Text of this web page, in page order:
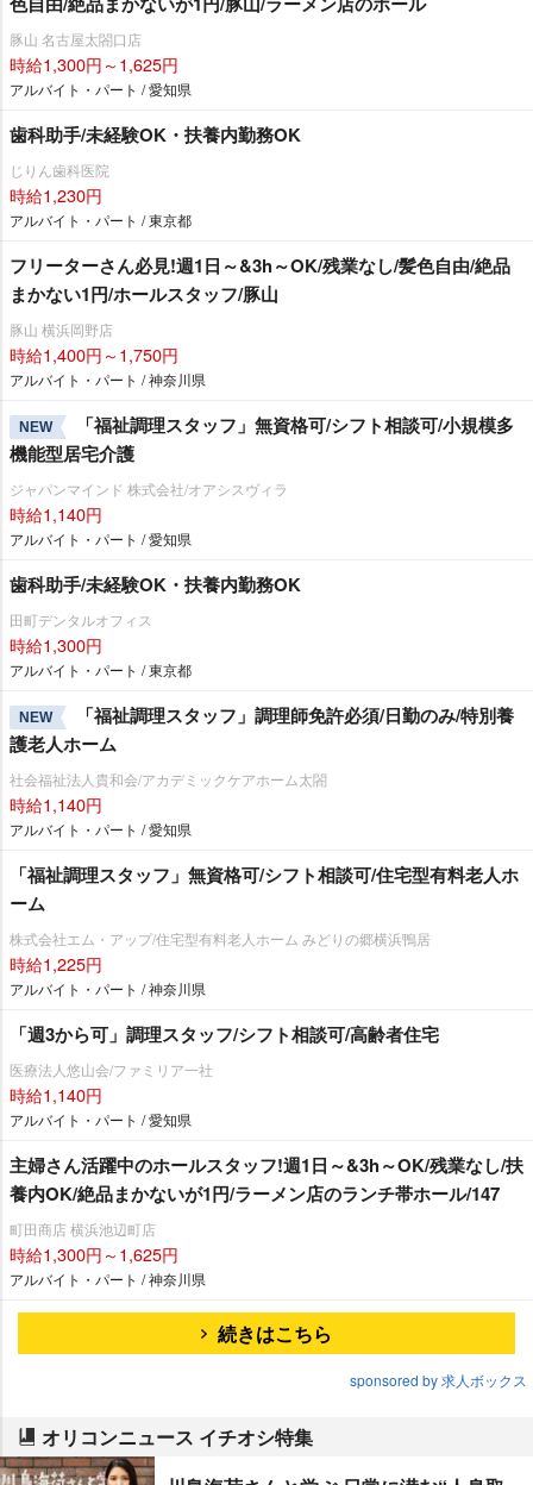
豚山 名古屋太閤口店
時給1,300円～1,625円
アルバイト・パート / 愛知県
歯科助手/未経験OK・扶養内勤務OK
じりん歯科医院
時給1,230円
アルバイト・パート / 東京都
フリーターさん必見!週1日～&3h～OK/残業なし/髪色自由/絶品
まかない1円/ホールスタッフ/豚山
豚山 横浜岡野店
時給1,400円～1,750円
アルバイト・パート / 神奈川県
NEW
「福祉調理スタッフ」無資格可/シフト相談可/小規模多
機能型居宅介護
ジャパンマインド 株式会社/オアシスヴィラ
時給1,140円
アルバイト・パート / 愛知県
歯科助手/未経験OK・扶養内勤務OK
田町デンタルオフィス
時給1,300円
アルバイト・パート / 東京都
NEW
「福祉調理スタッフ」調理師免許必須/日勤のみ/特別養
護老人ホーム
社会福祉法人貴和会/アカデミックケアホーム太閤
時給1,140円
アルバイト・パート / 愛知県
「福祉調理スタッフ」無資格可/シフト相談可/住宅型有料老人ホ
ーム
株式会社エム・アップ/住宅型有料老人ホーム みどりの郷横浜鴨居
時給1,225円
アルバイト・パート / 神奈川県
「週3から可」調理スタッフ/シフト相談可/高齢者住宅
医療法人悠山会/ファミリア一社
時給1,140円
アルバイト・パート / 愛知県
主婦さん活躍中のホールスタッフ!週1日～&3h～OK/残業なし/扶
養内OK/絶品まかないが1円/ラーメン店のランチ帯ホール/147
町田商店 横浜池辺町店
時給1,300円～1,625円
アルバイト・パート / 神奈川県
続きはこちら
sponsored by 求人ボックス
オリコンニュース イチオシ特集